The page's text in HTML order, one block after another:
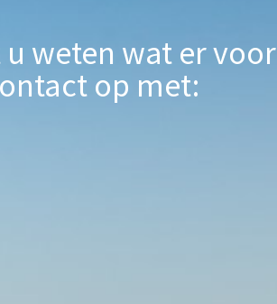
weten wat er voor
op met: